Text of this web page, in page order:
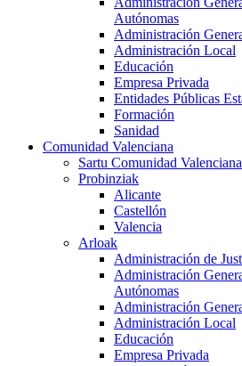
Autónomas
Administración
Administración Local
Educación
Empresa Privada
Entidades Públicas
Formación
Sanidad
Comunidad Valenciana
Sartu Comunidad Valenciana
Probinziak
Alicante
Castellón
Valencia
Arloak
Administración de
Administración
Autónomas
Administración
Administración Local
Educación
Empresa Privada